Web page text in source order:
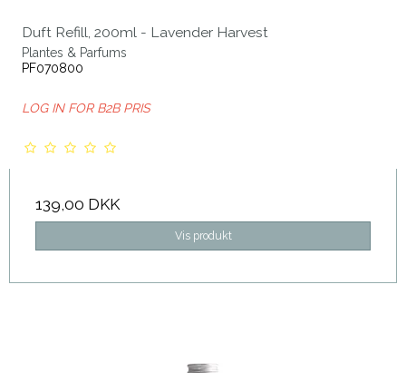
Duft Refill, 200ml - Lavender Harvest
Plantes & Parfums
PF070800
LOG IN FOR B2B PRIS
139,00 DKK
Vis produkt